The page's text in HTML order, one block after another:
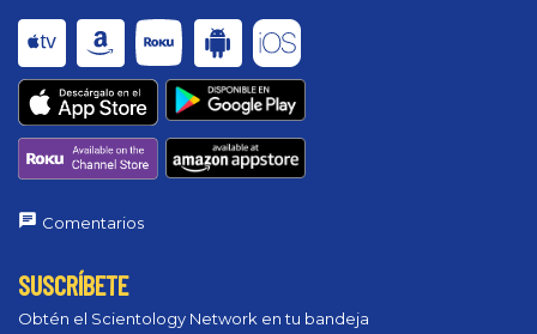
Comentarios
SUSCRÍBETE
Obtén el Scientology Network en tu bandeja